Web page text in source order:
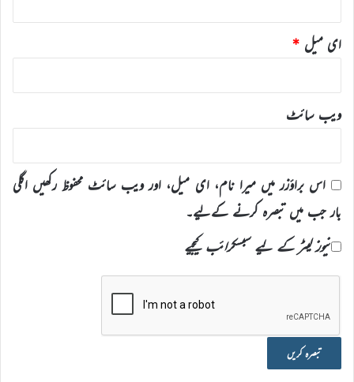
ای میل *
ویب‌ سائٹ
اس براؤزر میں میرا نام، ای میل، اور ویب سائٹ محفوظ رکھیں اگلی
بار جب میں تبصرہ کرنے کےلیے۔
نیوز لیٹر کے لیے سبسکرائب کیجیے